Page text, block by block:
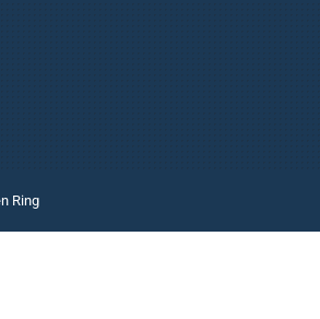
Ring